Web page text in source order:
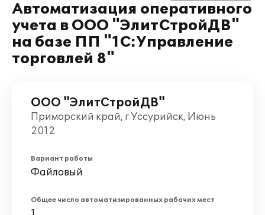
Автоматизация оперативного
учета в ООО "ЭлитСтройДВ"
на базе ПП "1С:Управление
торговлей 8"
ООО "ЭлитСтройДВ"
Приморский край, г Уссурийск, Июнь
2012
Вариант работы
Файловый
Общее число автоматизированных рабочих мест